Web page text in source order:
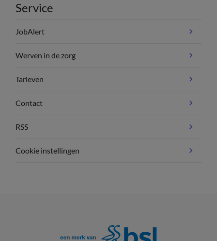
Service
JobAlert
Werven in de zorg
Tarieven
Contact
RSS
Cookie instellingen